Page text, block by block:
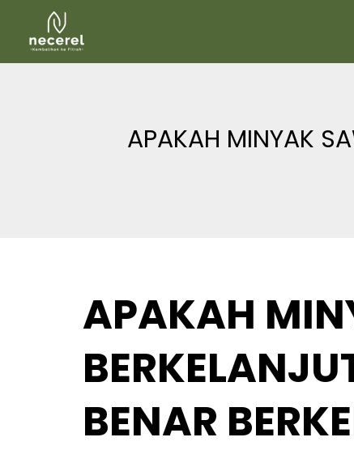
content
APAKAH MINYAK
APAKAH
BENAR